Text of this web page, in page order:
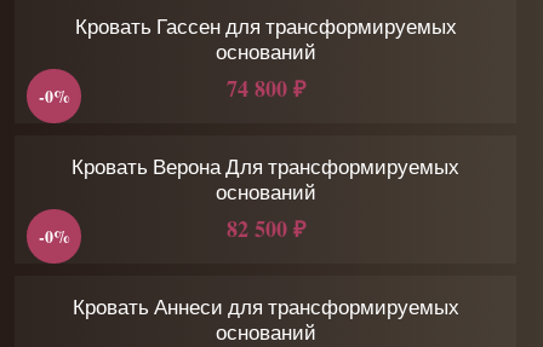
Кровать Гассен для трансформируемых
оснований
74 800 ₽
-0%
Кровать Верона Для трансформируемых
оснований
82 500 ₽
-0%
Кровать Аннеси для трансформируемых
оснований